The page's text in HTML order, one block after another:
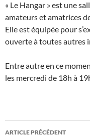
« Le Hangar » est une
amateurs et amatrices
Elle est équipée pour
ouverte à toutes autres
Entre autre en ce
les mercredi de 18h à
Navigation
ARTICLE PRÉCÉDENT